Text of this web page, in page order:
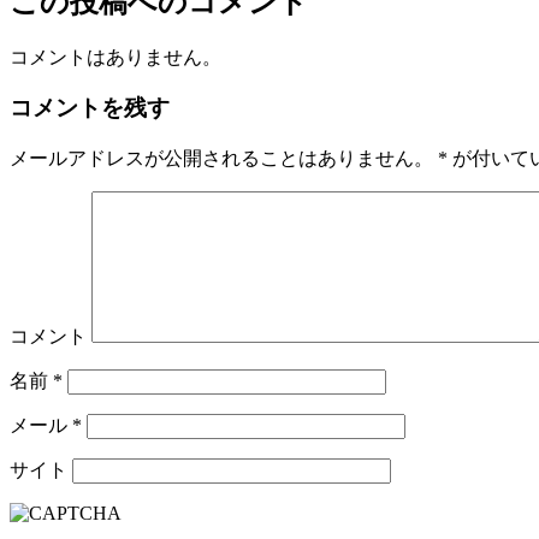
コメントはありません。
コメントを残す
メールアドレスが公開されることはありません。 * が付いて
コメント
名前 *
メール *
サイト